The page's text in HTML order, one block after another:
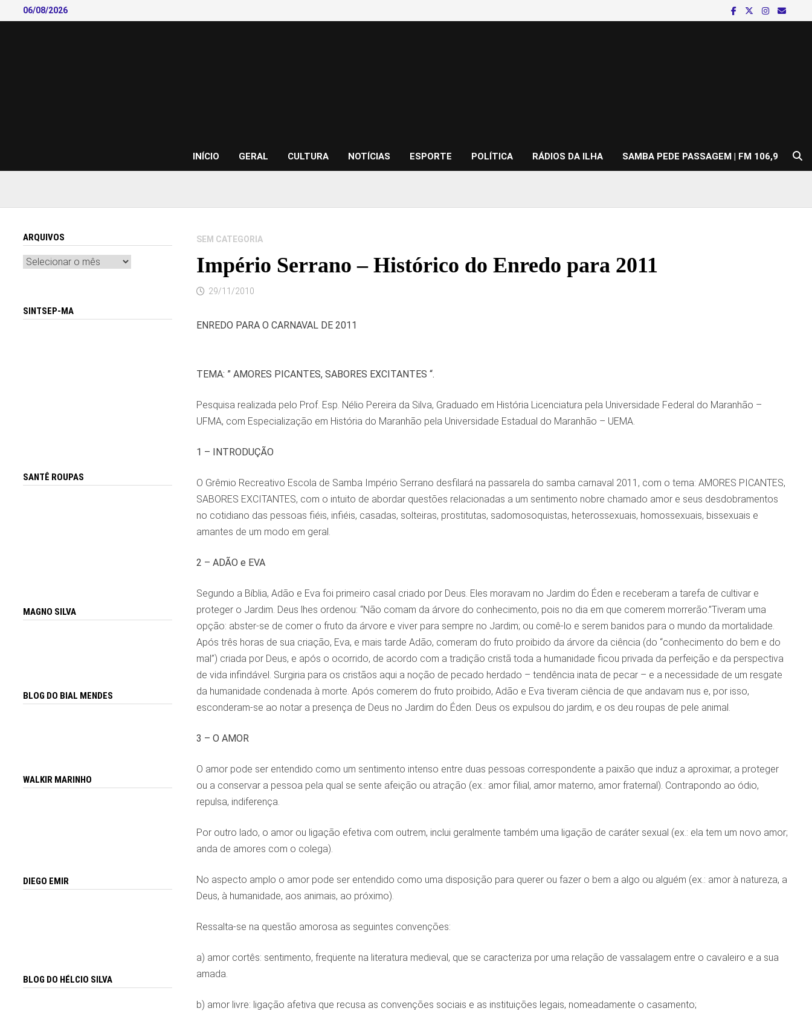
to
06/08/2026
INÍCIO GERAL CULTURA NOTÍCIAS ESPORTE POLÍTICA RÁDIOS DA ILHA SAMBA PEDE PASSAGEM | FM 106,9
SEM CATEGORIA
Império Serrano – Histórico do Enredo para 2011
29/11/2010
ENREDO PARA O CARNAVAL DE 2011
TEMA: ” AMORES PICANTES, SABORES EXCITANTES “.
Pesquisa realizada pelo Prof. Esp. Nélio Pereira da Silva, Graduado em História Licenciatura pela Universidade Federal do Maranhão –
UFMA, com Especialização em História do Maranhão pela Universidade Estadual do Maranhão – UEMA.
1 – INTRODUÇÃO
O Grêmio Recreativo Escola de Samba Império Serrano desfilará na passarela do samba carnaval 2011, com o tema: AMORES PICANTES,
SABORES EXCITANTES, com o intuito de abordar questões relacionadas a um sentimento nobre chamado amor e seus desdobramentos
no cotidiano das pessoas fiéis, infiéis, casadas, solteiras, prostitutas, sadomosoquistas, heterossexuais, homossexuais, bissexuais e
amantes de um modo em geral.
2 – ADÃO e EVA
Segundo a Bíblia, Adão e Eva foi primeiro casal criado por Deus. Eles moravam no Jardim do Éden e receberam a tarefa de cultivar e
proteger o Jardim. Deus lhes ordenou: “Não comam da árvore do conhecimento, pois no dia em que comerem morrerão.”Tiveram uma
opção: abster-se de comer o fruto da árvore e viver para sempre no Jardim; ou comê-lo e serem banidos para o mundo da mortalidade.
Após três horas de sua criação, Eva, e mais tarde Adão, comeram do fruto proibido da árvore da ciência (do “conhecimento do bem e do
mal”) criada por Deus, e após o ocorrido, de acordo com a tradição cristã toda a humanidade ficou privada da perfeição e da perspectiva
de vida infindável. Surgiria para os cristãos aqui a noção de pecado herdado – tendência inata de pecar – e a necessidade de um resgate
da humanidade condenada à morte. Após comerem do fruto proibido, Adão e Eva tiveram ciência de que andavam nus e, por isso,
esconderam-se ao notar a presença de Deus no Jardim do Éden. Deus os expulsou do jardim, e os deu roupas de pele animal.
3 – O AMOR
O amor pode ser entendido como um sentimento intenso entre duas pessoas correspondente a paixão que induz a aproximar, a proteger
ou a conservar a pessoa pela qual se sente afeição ou atração (ex.: amor filial, amor materno, amor fraternal). Contrapondo ao ódio,
repulsa, indiferença.
Por outro lado, o amor ou ligação efetiva com outrem, inclui geralmente também uma ligação de caráter sexual (ex.: ela tem um novo amor;
anda de amores com o colega).
No aspecto amplo o amor pode ser entendido como uma disposição para querer ou fazer o bem a algo ou alguém (ex.: amor à natureza, a
Deus, à humanidade, aos animais, ao próximo).
Ressalta-se na questão amorosa as seguintes convenções:
a) amor cortês: sentimento, freqüente na literatura medieval, que se caracteriza por uma relação de vassalagem entre o cavaleiro e a sua
amada.
b) amor livre: ligação afetiva que recusa as convenções sociais e as instituições legais, nomeadamente o casamento;
ARQUIVOS
Arquivos
SINTSEP-MA
SANTÊ ROUPAS
MAGNO SILVA
BLOG DO BIAL MENDES
WALKIR MARINHO
DIEGO EMIR
BLOG DO HÉLCIO SILVA